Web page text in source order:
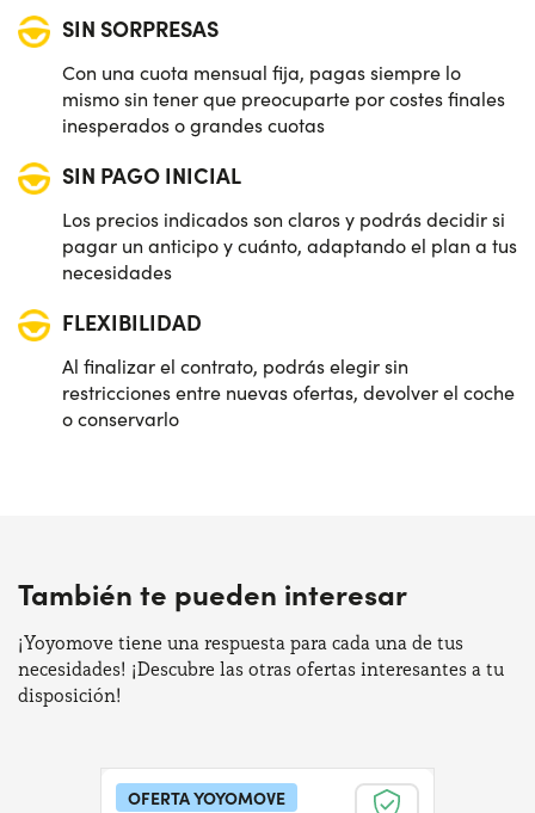
SIN SORPRESAS
Con una cuota mensual fija, pagas siempre lo
mismo sin tener que preocuparte por costes finales
inesperados o grandes cuotas
SIN PAGO INICIAL
Los precios indicados son claros y podrás decidir si
pagar un anticipo y cuánto, adaptando el plan a tus
necesidades
FLEXIBILIDAD
Al finalizar el contrato, podrás elegir sin
restricciones entre nuevas ofertas, devolver el coche
o conservarlo
También te pueden interesar
¡Yoyomove tiene una respuesta para cada una de tus
necesidades! ¡Descubre las otras ofertas interesantes a tu
disposición!
OFERTA YOYOMOVE